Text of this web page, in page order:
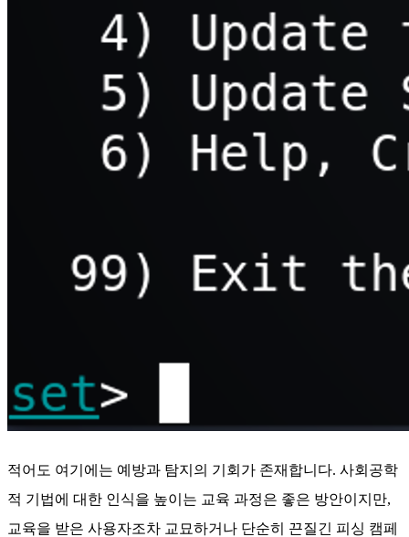
적어도 여기에는 예방과 탐지의 기회가 존재합니다. 사회공학
적 기법에 대한 인식을 높이는 교육 과정은 좋은 방안이지만,
교육을 받은 사용자조차 교묘하거나 단순히 끈질긴 피싱 캠페